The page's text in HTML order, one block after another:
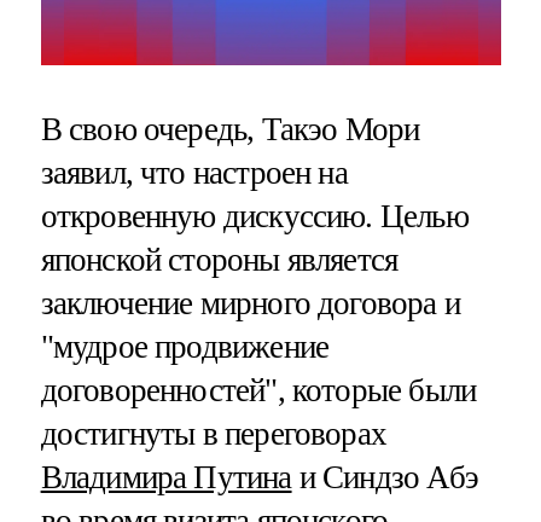
В свою очередь, Такэо Мори
заявил, что настроен на
откровенную дискуссию. Целью
японской стороны является
заключение мирного договора и
"мудрое продвижение
договоренностей", которые были
достигнуты в переговорах
Владимира Путинаи Синдзо Абэ